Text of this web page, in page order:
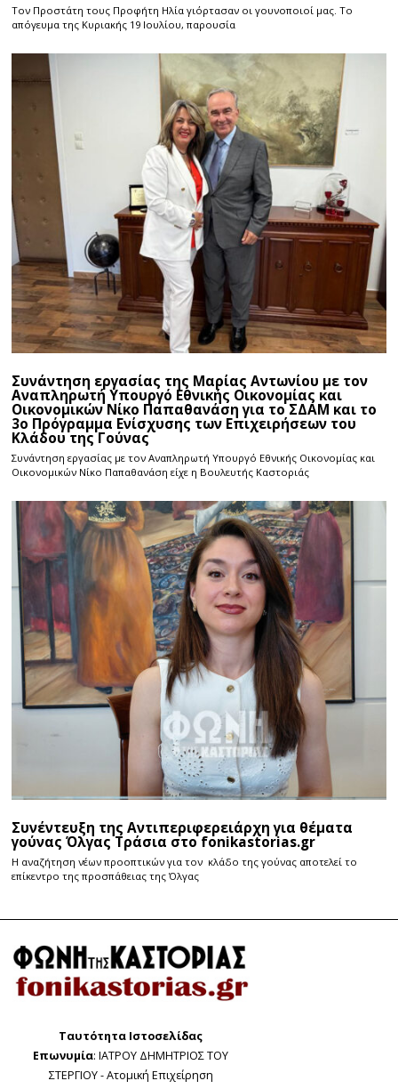
Τον Προστάτη τους Προφήτη Ηλία γιόρτασαν οι γουνοποιοί μας. Το
απόγευμα της Κυριακής 19 Ιουλίου, παρουσία
Συνάντηση εργασίας της Μαρίας Αντωνίου με τον
Αναπληρωτή Υπουργό Εθνικής Οικονομίας και
Οικονομικών Νίκο Παπαθανάση για το ΣΔΑΜ και το
3ο Πρόγραμμα Ενίσχυσης των Επιχειρήσεων του
Κλάδου της Γούνας
Συνάντηση εργασίας με τον Αναπληρωτή Υπουργό Εθνικής Οικονομίας και
Οικονομικών Νίκο Παπαθανάση είχε η Βουλευτής Καστοριάς
Συνέντευξη της Αντιπεριφερειάρχη για θέματα
γούνας Όλγας Τράσια στο fonikastorias.gr
Η αναζήτηση νέων προοπτικών για τον κλάδο της γούνας αποτελεί το
επίκεντρο της προσπάθειας της Όλγας
Ταυτότητα Ιστοσελίδας
Επωνυμία: ΙΑΤΡΟΥ ΔΗΜΗΤΡΙΟΣ ΤΟΥ
ΣΤΕΡΓΙΟΥ - Ατομική Επιχείρηση